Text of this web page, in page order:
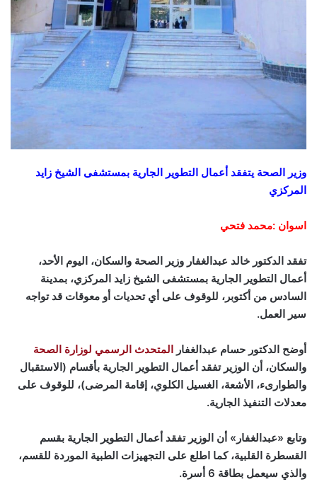
وزير الصحة يتفقد أعمال التطوير الجارية بمستشفى الشيخ زايد
المركزي
اسوان :محمد فتحي
تفقد الدكتور خالد عبدالغفار وزير الصحة والسكان، اليوم الأحد،
أعمال التطوير الجارية بمستشفى الشيخ زايد المركزي، بمدينة
السادس من أكتوبر، للوقوف على أي تحديات أو معوقات قد تواجه
سير العمل.
أوضح الدكتور حسام عبدالغفار المتحدث الرسمي لوزارة الصحة
والسكان، أن الوزير تفقد أعمال التطوير الجارية بأقسام (الاستقبال
والطوارىء، الأشعة، الغسيل الكلوي، إقامة المرضى)، للوقوف على
معدلات التنفيذ الجارية.
وتابع «عبدالغفار» أن الوزير تفقد أعمال التطوير الجارية بقسم
القسطرة القلبية، كما اطلع على التجهيزات الطبية الموردة للقسم،
والذي سيعمل بطاقة 6 أسرة.